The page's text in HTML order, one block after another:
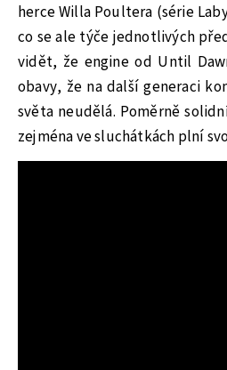
herce Willa Poultera (série
co se ale týče jednotlivých
vidět, že engine od Until
obavy, že na další generaci
světa neudělá. Poměrně
zejména ve sluchátkách plní